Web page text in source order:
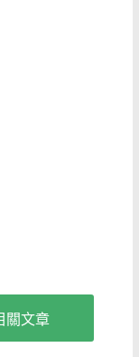
關文章